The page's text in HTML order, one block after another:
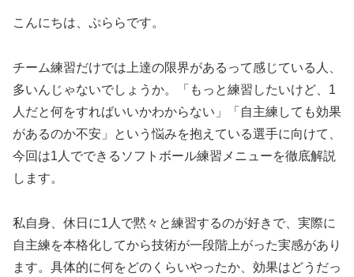
こんにちは、ぷららです。
チーム練習だけでは上達の限界があるって感じている人、
多いんじゃないでしょうか。「もっと練習したいけど、1
人だと何をすればいいかわからない」「自主練しても効果
があるのか不安」という悩みを抱えている選手に向けて、
今回は1人でできるソフトボール練習メニューを徹底解説
します。
私自身、休日に1人で黙々と練習するのが好きで、実際に
自主練を本格化してから技術が一段階上がった実感があり
ます。具体的に何をどのくらいやったか、効果はどうだっ